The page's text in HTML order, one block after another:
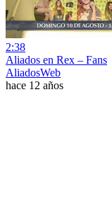
2:38
Aliados en Rex – Fans
AliadosWeb
hace 12 años